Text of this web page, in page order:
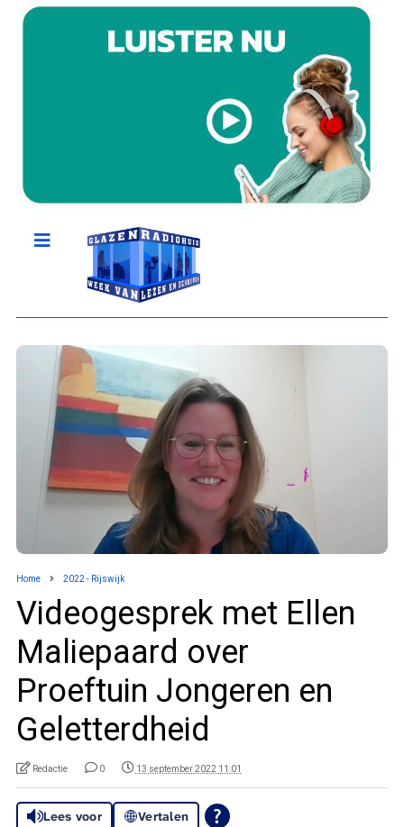
Home 2022 - Rijswijk
Videogesprek met Ellen
Maliepaard over
Proeftuin Jongeren en
Geletterdheid
Redactie 0 13 september 2022 11:01
Lees voor Vertalen